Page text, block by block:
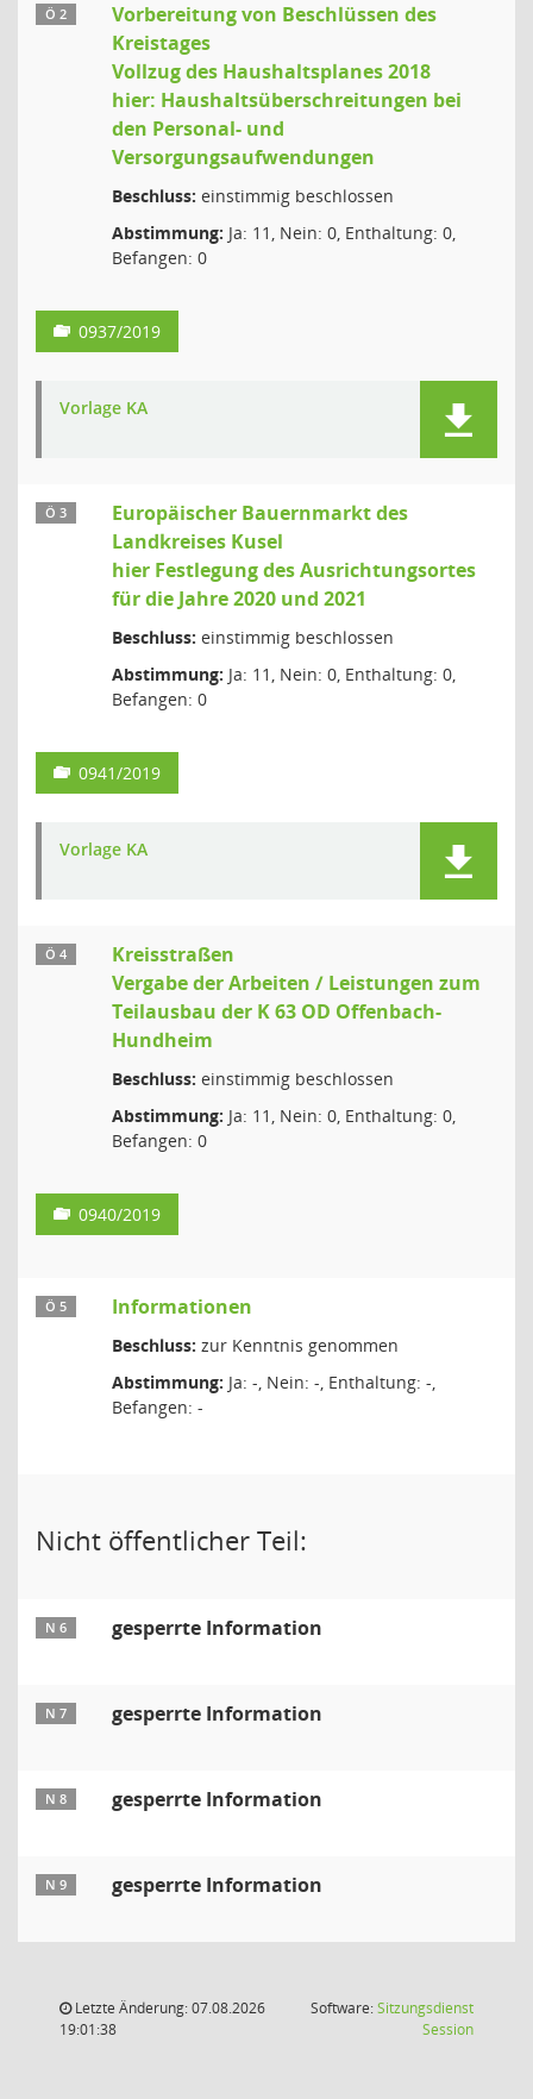
Ö 2
Vorbereitung von Beschlüssen des
Kreistages
Vollzug des Haushaltsplanes 2018
hier: Haushaltsüberschreitungen bei
den Personal- und
Versorgungsaufwendungen
Beschluss: einstimmig beschlossen
Abstimmung: Ja: 11, Nein: 0, Enthaltung: 0,
Befangen: 0
0937/2019
Vorlage KA
Ö 3
Europäischer Bauernmarkt des
Landkreises Kusel
hier Festlegung des Ausrichtungsortes
für die Jahre 2020 und 2021
Beschluss: einstimmig beschlossen
Abstimmung: Ja: 11, Nein: 0, Enthaltung: 0,
Befangen: 0
0941/2019
Vorlage KA
Ö 4
Kreisstraßen
Vergabe der Arbeiten / Leistungen zum
Teilausbau der K 63 OD Offenbach-
Hundheim
Beschluss: einstimmig beschlossen
Abstimmung: Ja: 11, Nein: 0, Enthaltung: 0,
Befangen: 0
0940/2019
Ö 5 Informationen
Beschluss: zur Kenntnis genommen
Abstimmung: Ja: -, Nein: -, Enthaltung: -,
Befangen: -
Nicht öffentlicher Teil:
N 6 gesperrte Information
N 7 gesperrte Information
N 8 gesperrte Information
N 9 gesperrte Information
Letzte Änderung: 07.08.2026
19:01:38
Software:Sitzungsdienst
Session(Wird in